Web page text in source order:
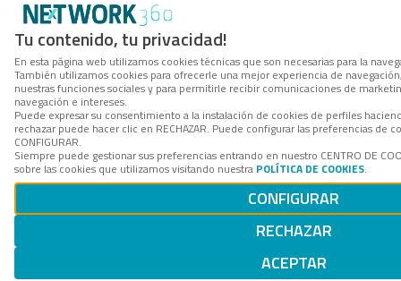
Tu contenido, tu privacidad!
En esta página web utilizamos cookies técnicas que son necesarias para la
También utilizamos cookies para ofrecerle una mejor experiencia de
nuestras funciones sociales y para permitirle recibir comunicaciones de
navegación e intereses.
Puede expresar su consentimiento a la instalación de cookies de perfiles
rechazar puede hacer clic en RECHAZAR. Puede configurar las preferencias de
CONFIGURAR.
Siempre puede gestionar sus preferencias entrando en nuestro CENTRO DE
sobre las cookies que utilizamos visitando nuestra POLÍTICA DE COOKIES.
CONFIGURAR
RECHAZAR
ACEPTAR